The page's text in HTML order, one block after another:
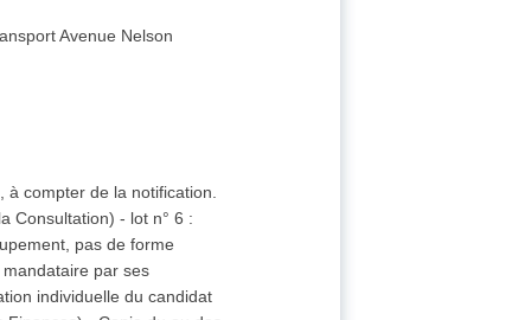
Avenue Nelson
à compter de la notification.
Consultation) - lot n° 6 :
pas de forme
par ses
individuelle du candidat